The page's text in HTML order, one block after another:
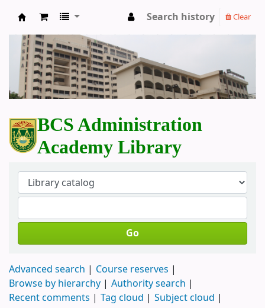
BCS Administration Academy Library
Search history Clear
BCS Administration
Academy Library
Go
Advanced search
Course reserves
Browse by hierarchy
Authority search
Recent comments
Tag cloud
Subject cloud